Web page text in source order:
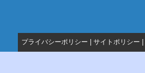
プライバシーポリシー サイトポリシー